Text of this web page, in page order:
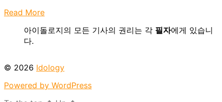
Read More
아이돌로지의 모든 기사의 권리는 각 필자에게 있습니
다.
© 2026 Idology
Powered by WordPress